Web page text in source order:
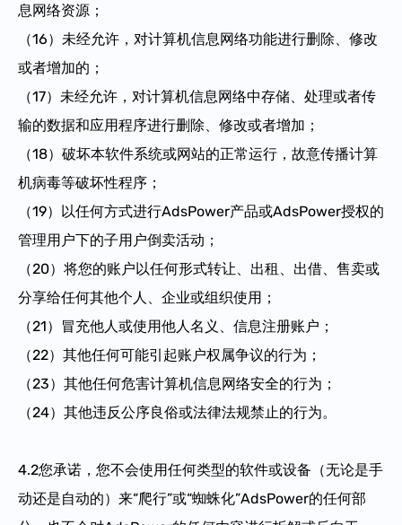
息网络资源；
（16）未经允许，对计算机信息网络功能进行删除、修改
或者增加的；
（17）未经允许，对计算机信息网络中存储、处理或者传
输的数据和应用程序进行删除、修改或者增加；
（18）破坏本软件系统或网站的正常运行，故意传播计算
机病毒等破坏性程序；
（19）以任何方式进行AdsPower产品或AdsPower授权的
管理用户下的子用户倒卖活动；
（20）将您的账户以任何形式转让、出租、出借、售卖或
分享给任何其他个人、企业或组织使用；
（21）冒充他人或使用他人名义、信息注册账户；
（22）其他任何可能引起账户权属争议的行为；
（23）其他任何危害计算机信息网络安全的行为；
（24）其他违反公序良俗或法律法规禁止的行为。
4.2您承诺，您不会使用任何类型的软件或设备（无论是手
动还是自动的）来“爬行”或“蜘蛛化”AdsPower的任何部